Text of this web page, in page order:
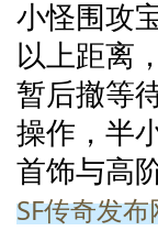
小怪围攻
以上距离
暂后撤等
操作，半
首饰与高
SF传奇发布